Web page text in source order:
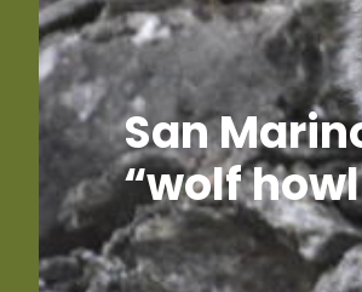
San
“wolf